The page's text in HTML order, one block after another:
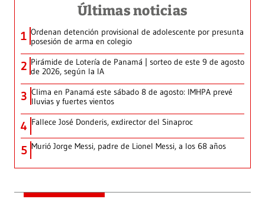
Últimas noticias
1 Ordenan detención provisional de adolescente por presunta
posesión de arma en colegio
2 Pirámide de Lotería de Panamá | sorteo de este 9 de agosto
de 2026, según la IA
3 Clima en Panamá este sábado 8 de agosto: IMHPA prevé
lluvias y fuertes vientos
4 Fallece José Donderis, exdirector del Sinaproc
5 Murió Jorge Messi, padre de Lionel Messi, a los 68 años